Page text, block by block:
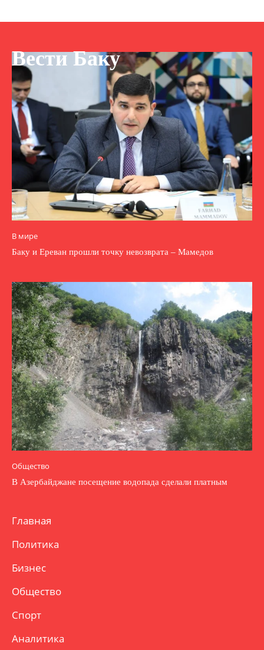
Вести Баку
В мире
Баку и Ереван прошли точку невозврата – Мамедов
Общество
В Азербайджане посещение водопада сделали платным
Главная
Политика
Бизнес
Общество
Спорт
Аналитика